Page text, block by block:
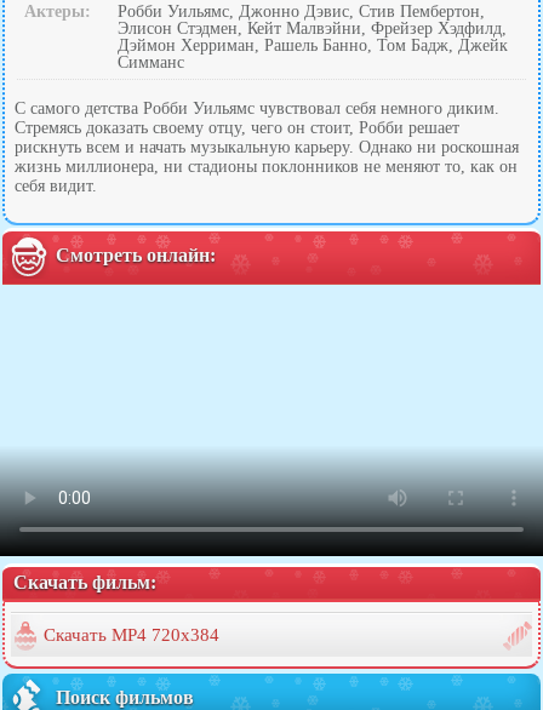
Актеры:
Робби Уильямс, Джонно Дэвис, Стив Пембертон,
Элисон Стэдмен, Кейт Малвэйни, Фрейзер Хэдфилд,
Дэймон Херриман, Рашель Банно, Том Бадж, Джейк
Симманс
С самого детства Робби Уильямс чувствовал себя немного диким.
Стремясь доказать своему отцу, чего он стоит, Робби решает
рискнуть всем и начать музыкальную карьеру. Однако ни роскошная
жизнь миллионера, ни стадионы поклонников не меняют то, как он
себя видит.
Смотреть онлайн:
Скачать фильм:
Скачать MP4 720x384
Поиск фильмов